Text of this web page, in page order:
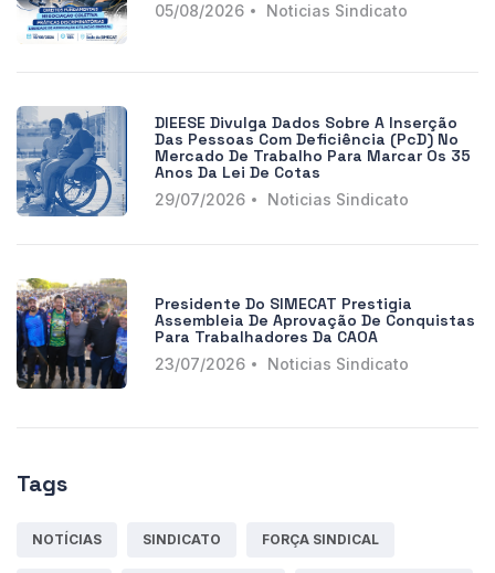
05/08/2026 Noticias Sindicato
DIEESE Divulga Dados Sobre A Inserção
Das Pessoas Com Deficiência (PcD) No
Mercado De Trabalho Para Marcar Os 35
Anos Da Lei De Cotas
29/07/2026 Noticias Sindicato
Presidente Do SIMECAT Prestigia
Assembleia De Aprovação De Conquistas
Para Trabalhadores Da CAOA
23/07/2026 Noticias Sindicato
Tags
NOTÍCIAS SINDICATO FORÇA SINDICAL